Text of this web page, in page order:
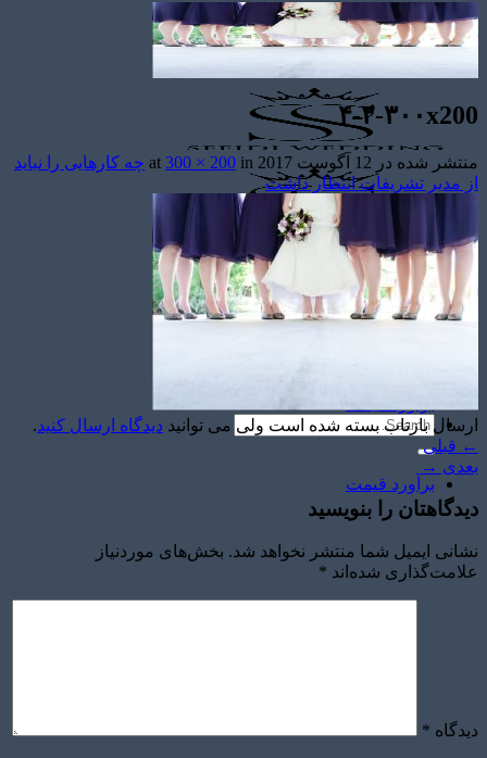
تشریفات مجالس
باغ های عروسی
برآورد قیمت
۴-۲-۳۰۰x200
منتشر شده در 12 آگوست 2017 300 × 200 in
چه کارهایی را نباید
از مدیر تشریفات انتظار داشت
ارسال بازتاب بسته شده است ولی می توانید دیدگاه ارسال کنید.
← قبلی
بعدی →
دیدگاهتان را بنویسید
نشانی ایمیل شما منتشر نخواهد شد. بخش‌های موردنیاز
علامت‌گذاری شده‌اند *
دیدگاه *